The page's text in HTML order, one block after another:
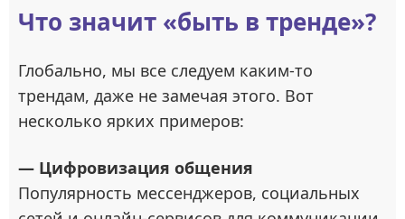
Что значит «быть в тренде»?
Глобально, мы все следуем каким-то
трендам, даже не замечая этого. Вот
несколько ярких примеров:
— Цифровизация общения
Популярность мессенджеров, социальных